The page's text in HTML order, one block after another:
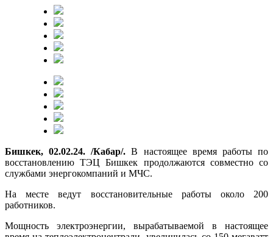
Бишкек, 02.02.24. /Кабар/. В настоящее время работы по
восстановлению ТЭЦ Бишкек продолжаются совместно со
службами энергокомпаний и МЧС.
На месте ведут восстановительные работы около 200
работников.
Мощность электроэнергии, вырабатываемой в настоящее